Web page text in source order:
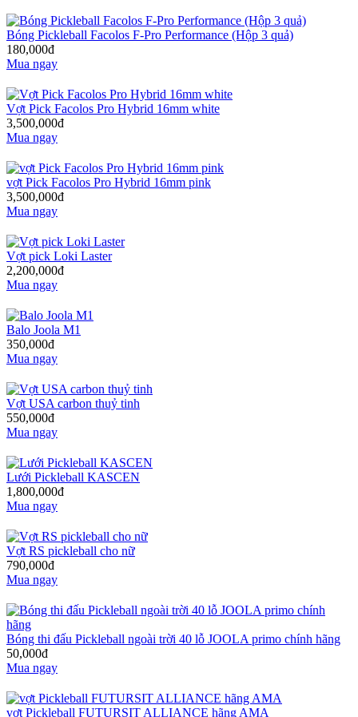
Bóng Pickleball Facolos F-Pro Performance (Hộp 3 quả)
180,000đ
Mua ngay
Vợt Pick Facolos Pro Hybrid 16mm white
3,500,000đ
Mua ngay
vợt Pick Facolos Pro Hybrid 16mm pink
3,500,000đ
Mua ngay
Vợt pick Loki Laster
2,200,000đ
Mua ngay
Balo Joola M1
350,000đ
Mua ngay
Vợt USA carbon thuỷ tinh
550,000đ
Mua ngay
Lưới Pickleball KASCEN
1,800,000đ
Mua ngay
Vợt RS pickleball cho nữ
790,000đ
Mua ngay
Bóng thi đấu Pickleball ngoài trời 40 lỗ JOOLA primo chính hãng
50,000đ
Mua ngay
vợt Pickleball FUTURSIT ALLIANCE hãng AMA